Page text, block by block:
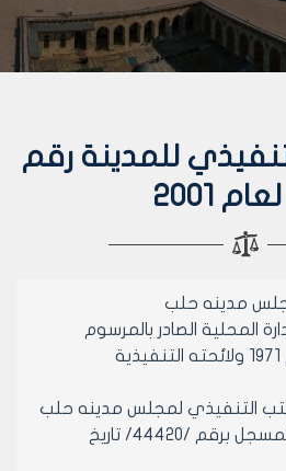
للمدينة رقم
مدينه حلب
المحلية الصادر بالمرسوم
التشريعي رقم /15/ لعام 1971 ولائحته التنفيذية
التنفيذي لمجلس مدينه حلب
المهندسة عليا الحسين المسجل برقم /44420/ تاريخ